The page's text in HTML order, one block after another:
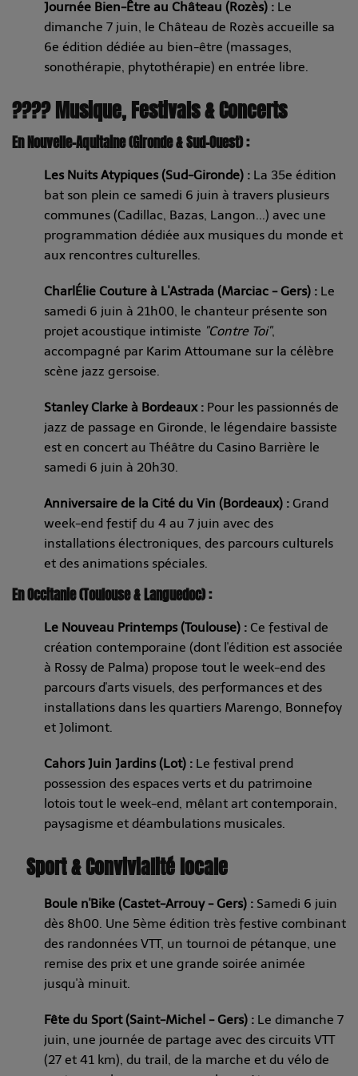
Journée Bien-Être au Château (Rozès) : Le
dimanche 7 juin, le Château de Rozès accueille sa
6e édition dédiée au bien-être (massages,
sonothérapie, phytothérapie) en entrée libre.
???? Musique, Festivals & Concerts
En Nouvelle-Aquitaine (Gironde & Sud-Ouest) :
Les Nuits Atypiques (Sud-Gironde) : La 35e édition
bat son plein ce samedi 6 juin à travers plusieurs
communes (Cadillac, Bazas, Langon...) avec une
programmation dédiée aux musiques du monde et
aux rencontres culturelles.
CharlÉlie Couture à L'Astrada (Marciac - Gers) : Le
samedi 6 juin à 21h00, le chanteur présente son
projet acoustique intimiste "Contre Toi",
accompagné par Karim Attoumane sur la célèbre
scène jazz gersoise.
Stanley Clarke à Bordeaux : Pour les passionnés de
jazz de passage en Gironde, le légendaire bassiste
est en concert au Théâtre du Casino Barrière le
samedi 6 juin à 20h30.
Anniversaire de la Cité du Vin (Bordeaux) : Grand
week-end festif du 4 au 7 juin avec des
installations électroniques, des parcours culturels
et des animations spéciales.
En Occitanie (Toulouse & Languedoc) :
Le Nouveau Printemps (Toulouse) : Ce festival de
création contemporaine (dont l'édition est associée
à Rossy de Palma) propose tout le week-end des
parcours d'arts visuels, des performances et des
installations dans les quartiers Marengo, Bonnefoy
et Jolimont.
Cahors Juin Jardins (Lot) : Le festival prend
possession des espaces verts et du patrimoine
lotois tout le week-end, mêlant art contemporain,
paysagisme et déambulations musicales.
Sport & Convivialité locale
Boule n'Bike (Castet-Arrouy - Gers) : Samedi 6 juin
dès 8h00. Une 5ème édition très festive combinant
des randonnées VTT, un tournoi de pétanque, une
remise des prix et une grande soirée animée
jusqu'à minuit.
Fête du Sport (Saint-Michel - Gers) : Le dimanche 7
juin, une journée de partage avec des circuits VTT
(27 et 41 km), du trail, de la marche et du vélo de